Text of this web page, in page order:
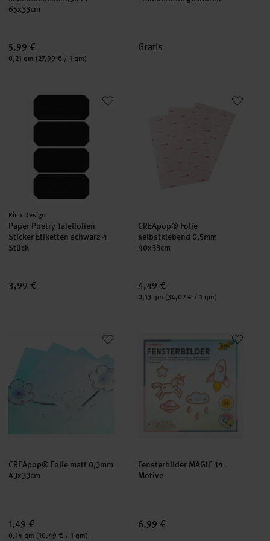
65x33cm
5,99 €
Inhalt:
0,21 qm (27,99 € / 1 qm)
Gratis
Paper Poetry Tafelfolien Sticker Etiketten schwarz 4 Stück
Hersteller:
Rico Design
Paper Poetry Tafelfolien
Sticker Etiketten schwarz 4
Stück
3,99 €
CREApop® Folie
CREApop® Folie
selbstklebend 0,5mm
40x33cm
4,49 €
Inhalt:
0,13 qm (34,02 € / 1 qm)
CREApop® Folie matt 0,3mm 43x33cm
CREApop® Folie matt 0,3mm
43x33cm
1,49 €
Inhalt:
0,14 qm (10,49 € / 1 qm)
Fensterbilder MAGIC 14 Motive
Fensterbilder MAGIC 14
Motive
6,99 €